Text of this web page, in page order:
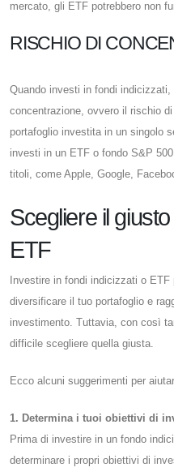
mercato, gli ETF potrebbero non
RISCHIO DI
Quando investi in fondi
concentrazione, ovvero il rischio
portafoglio investita in un singolo
investi in un ETF o fondo S&P
titoli, come Apple, Google,
Scegliere il
ETF
Investire in fondi indicizzati o
diversificare il tuo portafoglio e
investimento. Tuttavia, con così
difficile scegliere quella giusta.
Ecco alcuni suggerimenti per
1. Determina i tuoi obiettivi di
Prima di investire in un fondo
determinare i propri obiettivi di